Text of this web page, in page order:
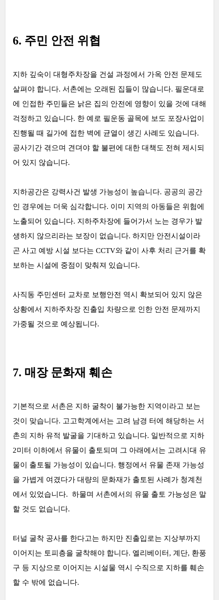
6. 주민 안전 위협
지하 깊숙이 대형주차장을 건설 과정에서 가옥 안전 문제도
살펴야 합니다. 서촌에는 오래된 집들이 많습니다. 필운대로
에 인접한 주민들은 낡은 집의 안전에 영향이 있을 것에 대해
걱정하고 있습니다. 한 예로 필운동 골목에 보도 포장사업이
진행될 때 길가에 접한 벽에 균열이 생긴 사례도 있습니다.
공사기간 겪으며 견뎌야 할 불편에 대한 대책도 전혀 제시되
어 있지 않습니다.
지하공간은 강력사건 발생 가능성이 높습니다. 공공의 공간
인 경우에는 더욱 심각합니다. 이미 지역의 아동들은 위험에
노출되어 있습니다. 지하주차장에 들어가서 노는 경우가 발
생하지 않으리라는 보장이 없습니다. 하지만 안전시설이라
곤 사고 예방 시설 보다는 CCTV와 같이 사후 처리 근거를 확
보하는 시설에 중점이 맞춰져 있습니다.
사직동 주민센터 교차로 보행안전 역시 확보되어 있지 않은
상황에서 지하주차장 진출입 차량으로 인한 안전 문제까지
가중될 것으로 예상됩니다.
7. 매장 문화재 훼손
기본적으로 서촌은 지하 굴착이 불가능한 지역이라고 보는
것이 맞습니다. 고고학계에서는 고려 남경 터에 해당하는 서
촌의 지하 유적 발굴을 기대하고 있습니다. 일반적으로 지하
2미터 이하에서 유물이 출토되며 그 아래에서는 고려시대 유
물이 출토될 가능성이 있습니다. 행정에서 유물 존재 가능성
을 가볍게 여겼다가 대량의 문화재가 출토된 사례가 청계천
에서 있었습니다. 하물며 서촌에서의 유물 출토 가능성은 말
할 것도 없습니다.
터널 굴착 공사를 한다고는 하지만 진출입로는 지상부까지
이어지는 토피층을 굴착해야 합니다. 엘리베이터, 계단, 환풍
구 등 지상으로 이어지는 시설물 역시 수직으로 지하를 훼손
할 수 밖에 없습니다.